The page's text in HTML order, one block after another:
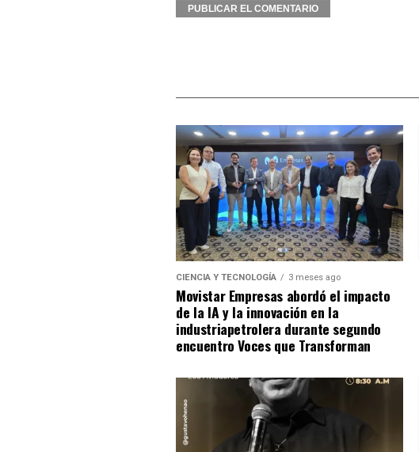
CIENCIA Y TECNOLOGÍA 3 meses ago
Movistar Empresas abordó el impacto
de la IA y la innovación en la
industriapetrolera durante segundo
encuentro Voces que Transforman